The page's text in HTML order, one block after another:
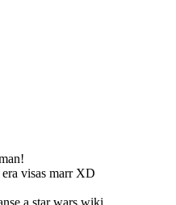
visas marr XD
a star wars wiki